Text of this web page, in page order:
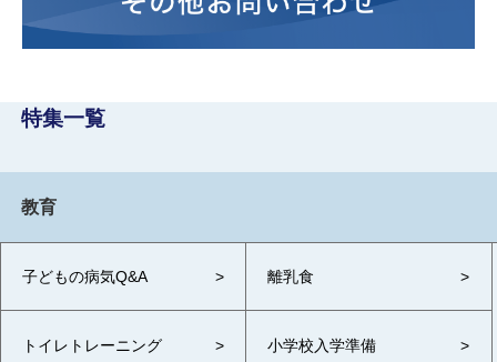
特集一覧
教育
子どもの病気Q&A 離乳食
トイレトレーニング 小学校入学準備